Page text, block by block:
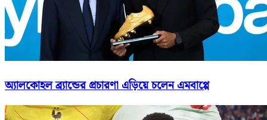
অ্যালকোহল ব্র্যান্ডের প্রচারণা এড়িয়ে চলেন এমবাপ্পে